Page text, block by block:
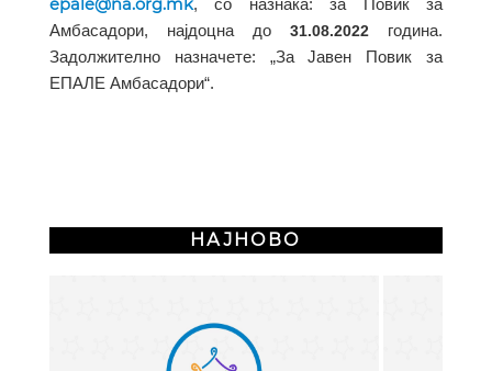
epale@na.org.mk,со назнака: за Повик за
Амбасадори, најдоцна до 31.08.2022 година.
Задолжително назначете: „За Јавен Повик за
ЕПАЛЕ Амбасадори“.
НАЈНОВО